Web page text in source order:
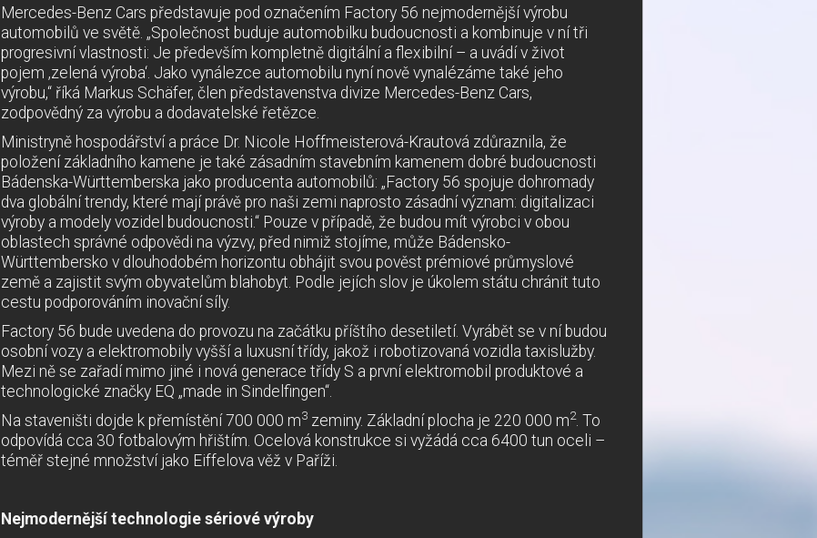
Mercedes-Benz Cars představuje pod označením Factory 56 nejmodernější výrobu
automobilů ve světě. „Společnost buduje automobilku budoucnosti a kombinuje v ní tři
progresivní vlastnosti: Je především kompletně digitální a flexibilní – a uvádí v život
pojem ‚zelená výroba‘. Jako vynálezce automobilu nyní nově vynalézáme také jeho
výrobu,“ říká Markus Schäfer, člen představenstva divize Mercedes-Benz Cars,
zodpovědný za výrobu a dodavatelské řetězce.
Ministryně hospodářství a práce Dr. Nicole Hoffmeisterová-Krautová zdůraznila, že
položení základního kamene je také zásadním stavebním kamenem dobré budoucnosti
Bádenska-Württemberska jako producenta automobilů: „Factory 56 spojuje dohromady
dva globální trendy, které mají právě pro naši zemi naprosto zásadní význam: digitalizaci
výroby a modely vozidel budoucnosti.“ Pouze v případě, že budou mít výrobci v obou
oblastech správné odpovědi na výzvy, před nimiž stojíme, může Bádensko-
Württembersko v dlouhodobém horizontu obhájit svou pověst prémiové průmyslové
země a zajistit svým obyvatelům blahobyt. Podle jejích slov je úkolem státu chránit tuto
cestu podporováním inovační síly.
Factory 56 bude uvedena do provozu na začátku příštího desetiletí. Vyrábět se v ní budou
osobní vozy a elektromobily vyšší a luxusní třídy, jakož i robotizovaná vozidla taxislužby.
Mezi ně se zařadí mimo jiné i nová generace třídy S a první elektromobil produktové a
technologické značky EQ „made in Sindelfingen“.
Na staveništi dojde k přemístění 700 000 m3 zeminy. Základní plocha je 220 000 m2. To
odpovídá cca 30 fotbalovým hřištím. Ocelová konstrukce si vyžádá cca 6400 tun oceli –
téměř stejné množství jako Eiffelova věž v Paříži.
Nejmodernější technologie sériové výroby